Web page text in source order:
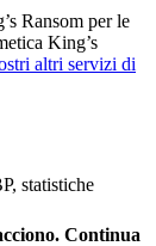
Ransom per le
King’s
altri servizi di
statistiche
Continua